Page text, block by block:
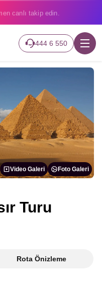
canlı takip edin.
444 6 550
Video Galeri Foto Galeri
Turu
Rota Önizleme